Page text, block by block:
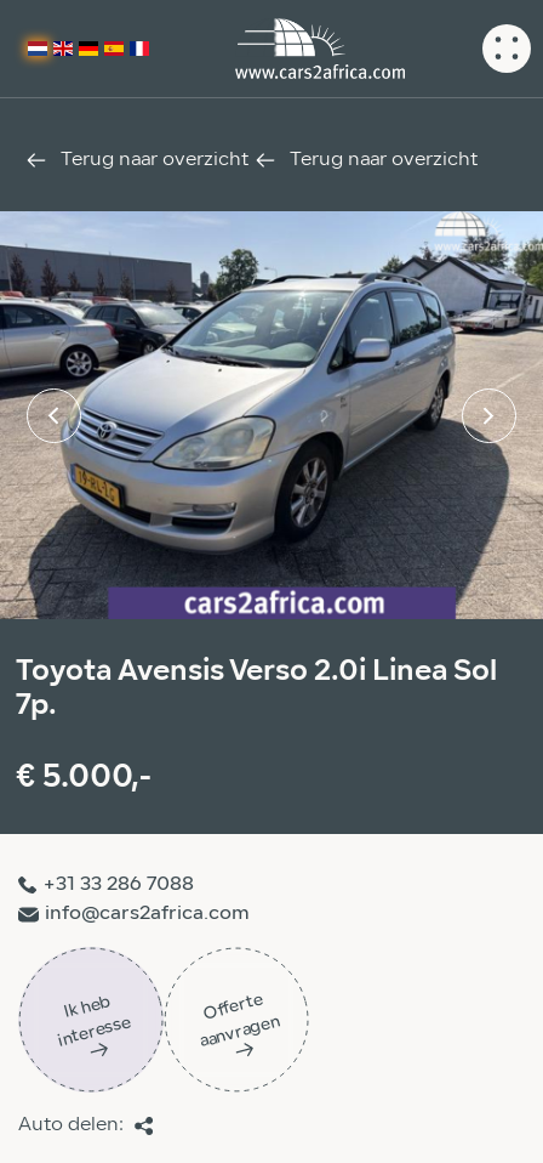
Terug naar overzicht Terug naar overzicht
Toyota Avensis Verso 2.0i Linea Sol
7p.
€ 5.000,-
+31 33 286 7088
info@cars2africa.com
Ik
h
e
b
i
nt
er
ess
e
Off
ert
e
aa
n
vra
g
e
n
Auto delen: